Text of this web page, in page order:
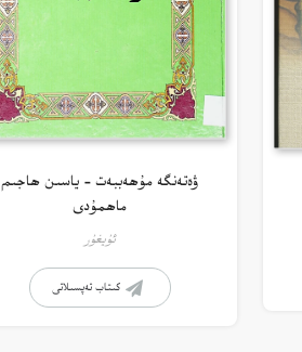
ۋەتەنگە مۇھەببەت – ياسىن ھاجىم
ماھمۇدى
ئۇيغۇر
كىتاب تەپسىلاتى